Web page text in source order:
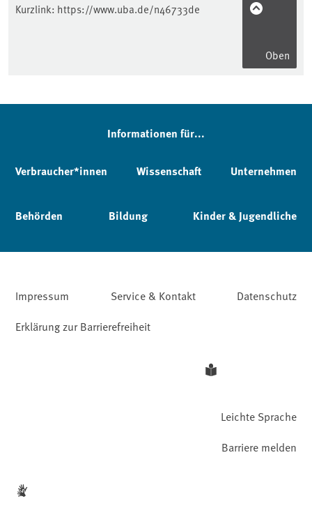
Kurzlink: https://www.uba.de/n46733de
Oben
Informationen für...
Verbraucher*innen Wissenschaft Unternehmen
Behörden Bildung Kinder & Jugendliche
Impressum Service & Kontakt
Datenschutz
Erklärung zur Barrierefreiheit
Leichte Sprache
Barriere melden